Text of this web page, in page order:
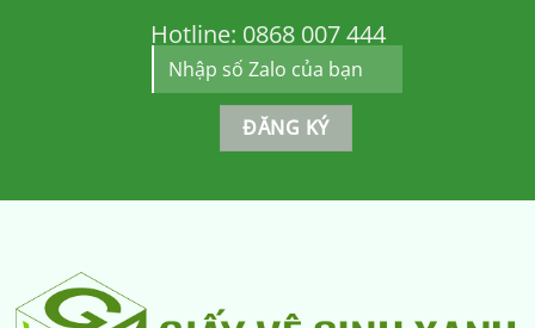
Hotline: 0868 007 444